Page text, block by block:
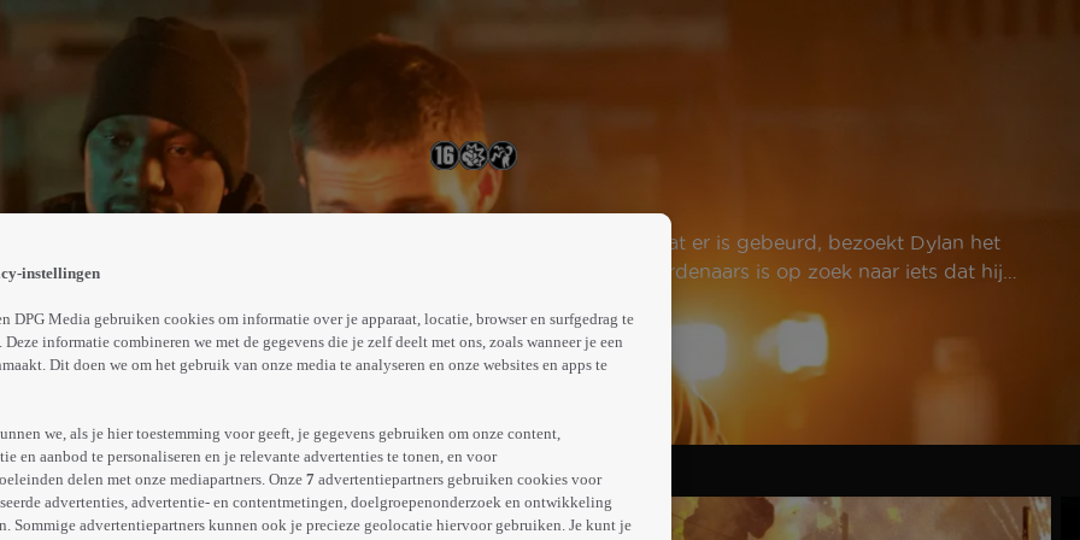
onder mysterieuze omstandigheden overlijdt. Om te achterhalen wat er is gebeurd, bezoekt Dylan het
Dylans broer had duistere geheimen en een groep huurmoordenaars is op zoek naar iets dat hij
Abonneren op Videoland
instellingen
DPG Media gebruiken cookies om informatie over je apparaat, locatie, browser en surfgedrag te
Deze informatie combineren we met de gegevens die je zelf deelt met ons, zoals wanneer je een
Dit doen we om het gebruik van onze media te analyseren en onze websites en apps te
we, als je hier toestemming voor geeft, je gegevens gebruiken om onze content,
en aanbod te personaliseren en je relevante advertenties te tonen, en voor
delen met onze mediapartners. Onze 7 advertentiepartners gebruiken cookies voor
advertenties, advertentie- en contentmetingen, doelgroepenonderzoek en ontwikkeling
Sommige advertentiepartners kunnen ook je precieze geolocatie hiervoor gebruiken. Je kunt je